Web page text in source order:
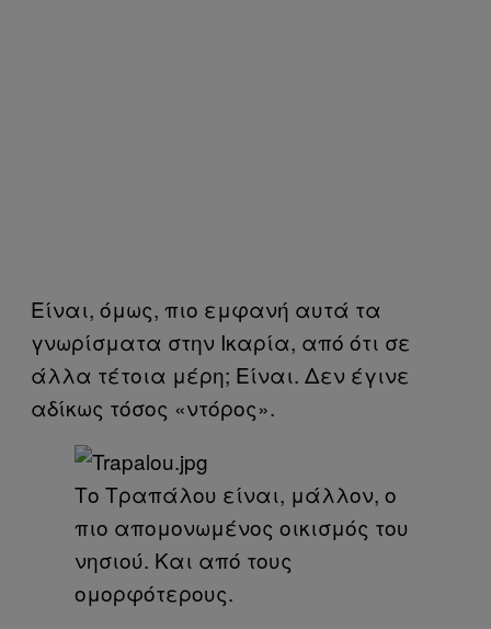
Είναι, όμως, πιο εμφανή αυτά τα
γνωρίσματα στην Ικαρία, από ότι σε
άλλα τέτοια μέρη; Είναι. Δεν έγινε
αδίκως τόσος «ντόρος».
Το Τραπάλου είναι, μάλλον, ο
πιο απομονωμένος οικισμός του
νησιού. Και από τους
ομορφότερους.